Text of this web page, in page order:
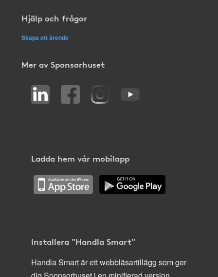
Hjälp och frågor
Skapa ett ärende
Mer av Sponsorhuset
Ladda hem vår mobilapp
Installera "Handla Smart"
Handla Smart är ett webbläsartillägg som ger